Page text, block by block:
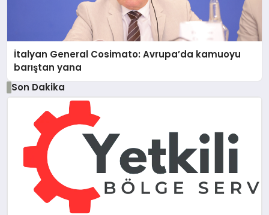
İtalyan General Cosimato: Avrupa’da kamuoyu
barıştan yana
Son Dakika